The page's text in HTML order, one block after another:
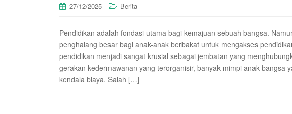
27/12/2025 Berita
Pendidikan adalah fondasi utama bagi kemajuan sebuah bangsa.
penghalang besar bagi anak-anak berbakat untuk mengakses
pendidikan menjadi sangat krusial sebagai jembatan yang
gerakan kedermawanan yang terorganisir, banyak mimpi anak bangsa
kendala biaya. Salah […]